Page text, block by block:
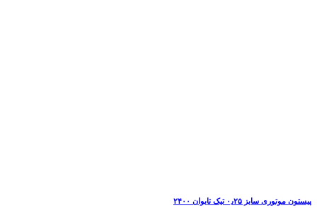
پیستون موتوری سایز ۰٫۲۵ تیک تایوان ۲۴۰۰